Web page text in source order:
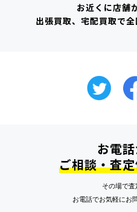
お近くに店舗
出張買取、宅配買取で
お電
ご相談・査
その場で査
お電話でお気軽にお